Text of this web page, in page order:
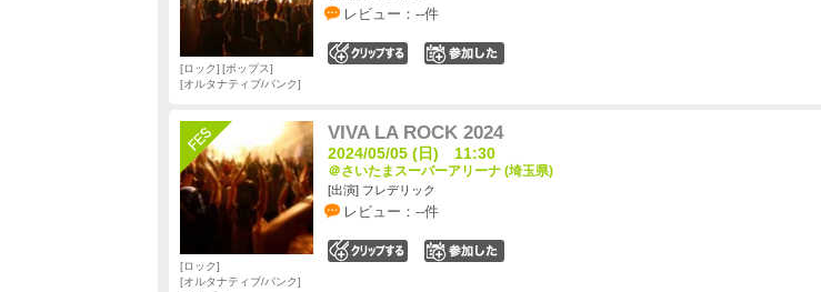
レビュー：--件
ロック
ポップス
オルタナティブ/パンク
VIVA LA ROCK 2024
2024/05/05 (日) 11:30
＠さいたまスーパーアリーナ (埼玉県)
[出演] フレデリック
レビュー：--件
ロック
オルタナティブ/パンク